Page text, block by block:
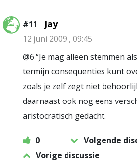
#11 Jay
12 juni 2009 , 09:45
@6 “Je mag alleen stemmen
termijn consequenties kunt
zoals je zelf zegt niet
daarnaast ook nog eens
aristocratisch gedacht.
0
Volgende
Vorige discussie